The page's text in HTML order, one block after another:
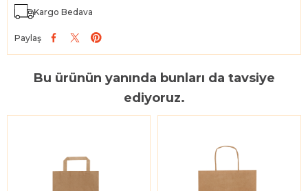
Kargo Bedava
Paylaş
Bu ürünün yanında bunları da tavsiye
ediyoruz.